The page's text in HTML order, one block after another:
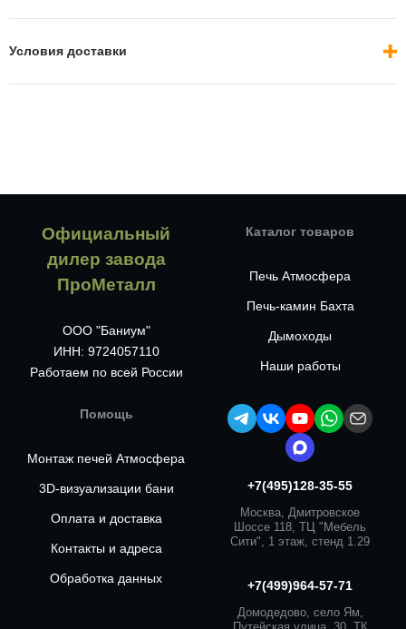
Условия доставки
Официальный
дилер завода
ПроМеталл
ООО "Баниум"
ИНН: 9724057110
Работаем по всей России
Каталог товаров
Печь Атмосфера
Печь-камин Бахта
Дымоходы
Наши работы
Помощь
Монтаж печей Атмосфера
3D-визуализации бани
Оплата и доставка
Контакты и адреса
Обработка данных
+7(495)128-35-55
Москва, Дмитровское
Шоссе 118, ТЦ "Мебель
Сити", 1 этаж, стенд 1.29
+7(499)964-57-71
Домодедово, село Ям,